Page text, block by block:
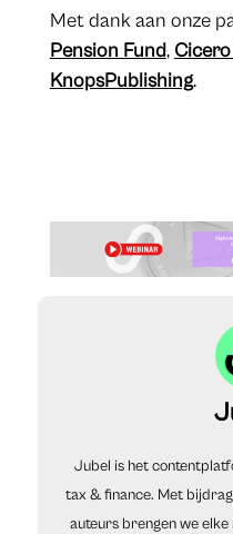
Met dank aan onze
Pension Fund,
KnopsPublishing.
Jubel is het
tax & finance. Met
auteurs brengen we